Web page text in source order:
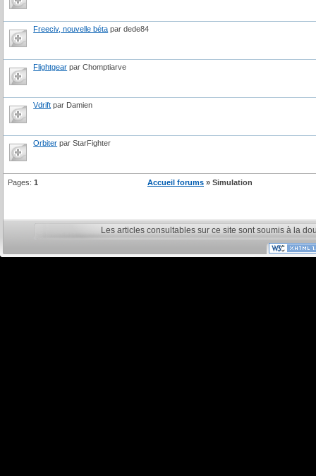
Freeciv, nouvelle béta par dede84
Flightgear par Chomptiarve
Vdrift par Damien
Orbiter par StarFighter
Pages: 1 Accueil forums » Simulation
Les articles consultables sur ce site sont soumis à la